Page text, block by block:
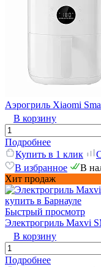
Аэрогриль Xiaomi
В корзину
Подробнее
Купить в 1 клик
В избранное
В
Хит продаж
Быстрый просмотр
Электрогриль Maxvi
В корзину
Подробнее